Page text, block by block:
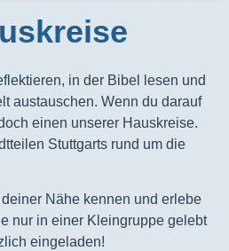
in der Bibel lesen und
austauschen. Wenn du darauf
einen unserer Hauskreise.
Stuttgarts rund um die
Nähe kennen und erlebe
nur in einer Kleingruppe gelebt
eingeladen!